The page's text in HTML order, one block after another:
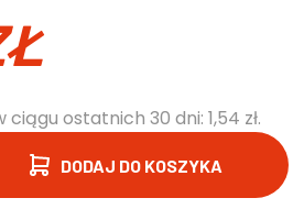
ciągu ostatnich 30 dni: 1,54 zł.
DODAJ DO KOSZYKA